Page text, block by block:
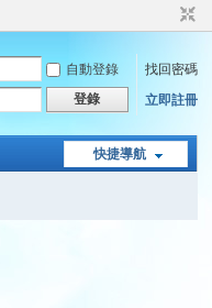
自動登錄
找回密碼
登錄 立即註冊
快捷導航